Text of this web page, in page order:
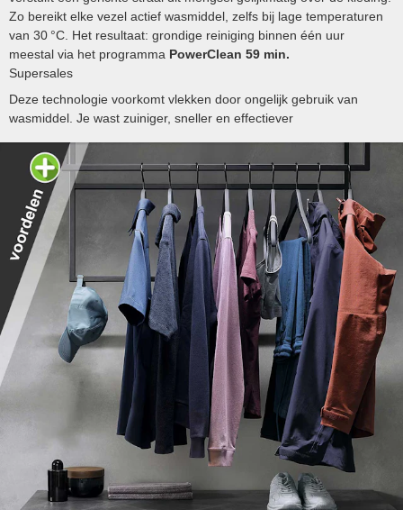
Zo bereikt elke vezel actief wasmiddel, zelfs bij lage temperaturen
van 30 °C. Het resultaat: grondige reiniging binnen één uur
meestal via het programma PowerClean 59 min.
Supersales
Deze technologie voorkomt vlekken door ongelijk gebruik van
wasmiddel. Je wast zuiniger, sneller en effectiever